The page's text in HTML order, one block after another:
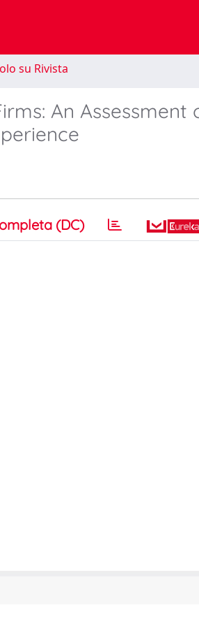
su Rivista
An Assessment
(DC)